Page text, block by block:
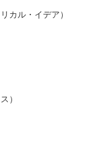
カル・イデア）
）